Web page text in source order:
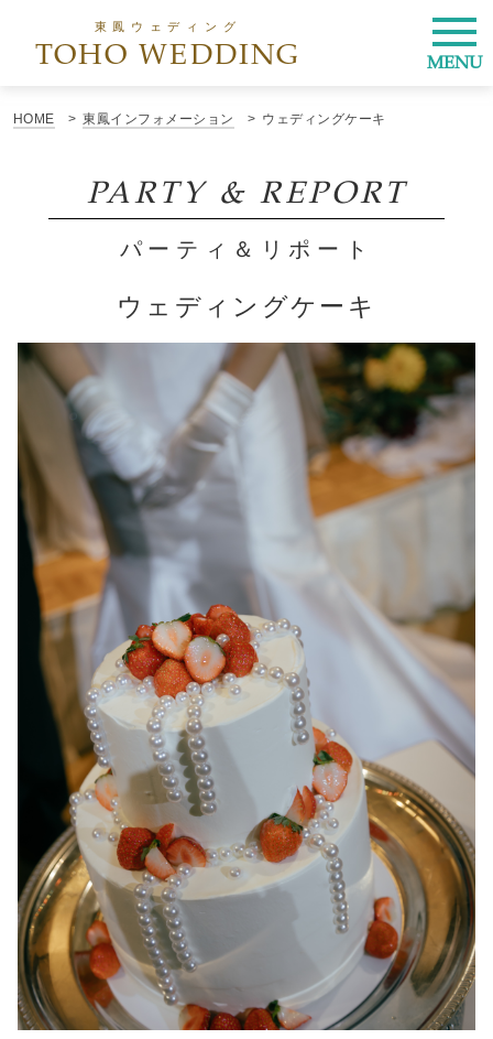
東鳳ウェディング
TOHO WEDDING MENU
HOME 東鳳インフォメーション ウェディングケーキ
PARTY & REPORT
パーティ＆リポート
ウェディングケーキ